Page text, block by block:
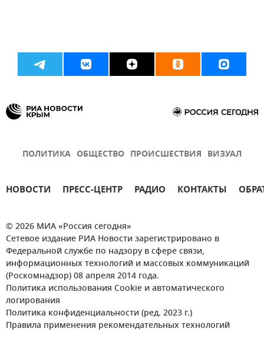
ПОЛИТИКА ОБЩЕСТВО ПРОИСШЕСТВИЯ ВИЗУАЛ
НОВОСТИ ПРЕСС-ЦЕНТР РАДИО КОНТАКТЫ
© 2026 МИА «Россия сегодня»
Сетевое издание РИА Новости зарегистрировано в
Федеральной службе по надзору в сфере связи,
информационных технологий и массовых коммуникаций
(Роскомнадзор) 08 апреля 2014 года.
Политика использования Cookie и автоматического
логирования
Политика конфиденциальности (ред. 2023 г.)
Правила применения рекомендательных технологий